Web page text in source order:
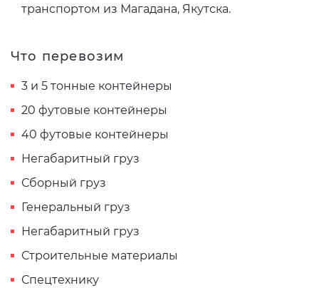
транспортом из Магадана, Якутска.
Что перевозим
3 и 5 тонные контейнеры
20 футовые контейнеры
40 футовые контейнеры
Негабаритный груз
Сборный груз
Генеральный груз
Негабаритный груз
Строительные материалы
Спецтехнику